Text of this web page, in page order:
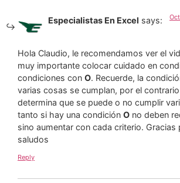
Especialistas En Excel says:
Hola Claudio, le recomendamos ver el
muy importante colocar cuidado en
condiciones con O. Recuerde, la
varias cosas se cumplan, por el
determina que se puede o no cumplir
tanto si hay una condición O no deben
sino aumentar con cada criterio. Gracias
saludos
Reply